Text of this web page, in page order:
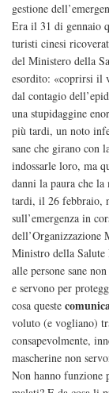
gestione
Era il 31 di gennaio
turisti cinesi
del Ministero della
esordito: «coprirsi il
dal contagio dell’
una stupidaggine
più tardi, un noto
sane che girano con
indossarle loro, ma
danni la paura che
tardi, il 26 febbraio,
sull’emergenza in
dell’Organizzazione
Ministro della Salute
alle persone sane
e servono per
cosa queste
voluto (e vogliano)
consapevolmente,
mascherine non
Non hanno funzione